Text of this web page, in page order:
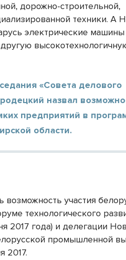
дорожно-строительной,
техники. А
электрические
«Совета делового
назвал
предприятий в
области.
участия
технологического
года) и делегации
промышленной
2017.